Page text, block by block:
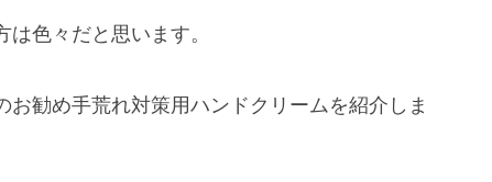
色々だと思います。
勧め手荒れ対策用ハンドクリームを紹介しま